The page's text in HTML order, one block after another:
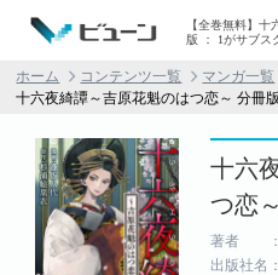
【全巻無料】
版 ： 1がサブス
ホーム コンテンツ一覧 マンガ一覧
十六夜綺譚～吉原花魁のはつ恋～ 分冊版
十六
つ恋
著者 ：
出版社名